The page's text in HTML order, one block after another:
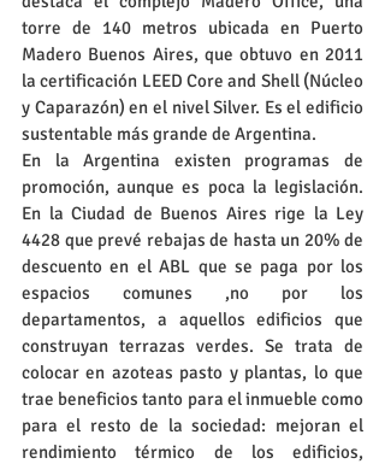
torre de 140 metros ubicada en Puerto
Madero Buenos Aires, que obtuvo en 2011
la certificación LEED Core and Shell (Núcleo
y Caparazón) en el nivel Silver. Es el edificio
sustentable más grande de Argentina.
En la Argentina existen programas de
promoción, aunque es poca la legislación.
En la Ciudad de Buenos Aires rige la Ley
4428 que prevé rebajas de hasta un 20% de
descuento en el ABL que se paga por los
espacios comunes ,no por los
departamentos, a aquellos edificios que
construyan terrazas verdes. Se trata de
colocar en azoteas pasto y plantas, lo que
trae beneficios tanto para el inmueble como
para el resto de la sociedad: mejoran el
rendimiento térmico de los edificios,